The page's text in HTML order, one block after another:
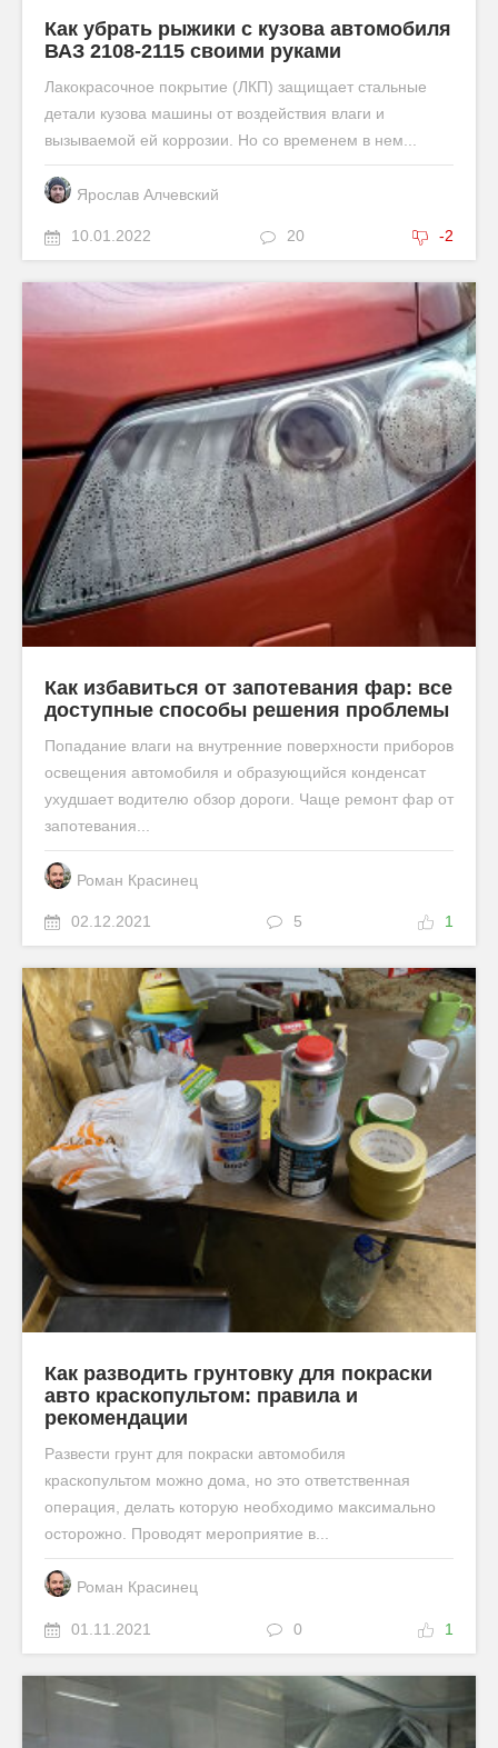
Как убрать рыжики с кузова автомобиля
ВАЗ 2108-2115 своими руками
Лакокрасочное покрытие (ЛКП) защищает стальные
детали кузова машины от воздействия влаги и
вызываемой ей коррозии. Но со временем в нем...
Ярослав Алчевский
10.01.2022 20 -2
Как избавиться от запотевания фар: все
доступные способы решения проблемы
Попадание влаги на внутренние поверхности приборов
освещения автомобиля и образующийся конденсат
ухудшает водителю обзор дороги. Чаще ремонт фар от
запотевания...
Роман Красинец
02.12.2021 5 1
Как разводить грунтовку для покраски
авто краскопультом: правила и
рекомендации
Развести грунт для покраски автомобиля
краскопультом можно дома, но это ответственная
операция, делать которую необходимо максимально
осторожно. Проводят мероприятие в...
Роман Красинец
01.11.2021 0 1